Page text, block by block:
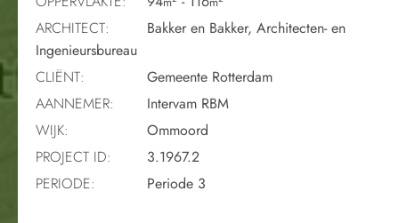
ARCHITECT:
Bakker en Bakker, Architecten- en
Ingenieursbureau
CLIËNT:
Gemeente Rotterdam
AANNEMER:
Intervam RBM
WIJK:
Ommoord
PROJECT ID:
3.1967.2
PERIODE:
Periode 3